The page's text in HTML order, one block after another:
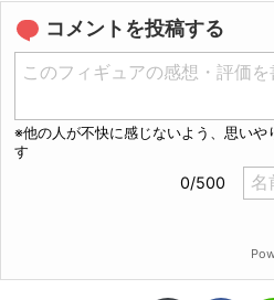
コメントを投稿する